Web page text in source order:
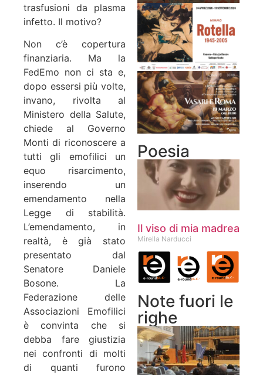
trasfusioni da plasma
infetto. Il motivo?
Non c’è copertura
finanziaria. Ma la
FedEmo non ci sta e,
dopo essersi più volte,
invano, rivolta al
Ministero della Salute,
chiede al Governo
Monti di riconoscere a
tutti gli emofilici un
equo risarcimento,
inserendo un
emendamento nella
Legge di stabilità.
L’emendamento, in
realtà, è già stato
presentato dal
Senatore Daniele
Bosone. La
Federazione delle
Associazioni Emofilici
è convinta che si
debba fare giustizia
nei confronti di molti
di quanti furono
Poesia
Il viso di mia madrea
Mirella Narducci
Note fuori le
righe